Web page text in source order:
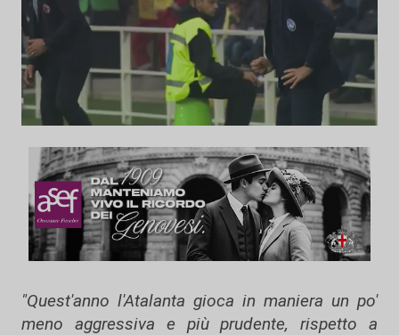
"Quest'anno l'Atalanta gioca in maniera un po'
meno aggressiva e più prudente, rispetto a